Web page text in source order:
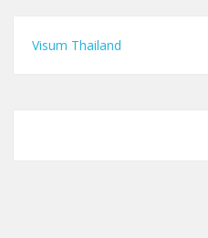
Visum Thailand